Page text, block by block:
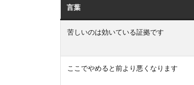
言葉
苦しいのは効いている証拠です
ここでやめると前より悪くなります